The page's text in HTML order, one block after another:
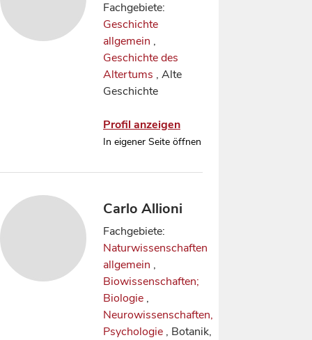
Fachgebiete:
Geschichte
allgemein ,
Geschichte des
Altertums , Alte
Geschichte
Profil anzeigen
In eigener Seite öffnen
Carlo Allioni
Fachgebiete:
Naturwissenschaften
allgemein ,
Biowissenschaften;
Biologie ,
Neurowissenschaften,
Psychologie , Botanik,